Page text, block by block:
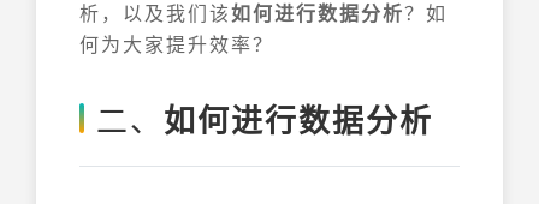
析，以及我们该如何进行数据分析？如
何为大家提升效率？
二、 如何进行数据分析